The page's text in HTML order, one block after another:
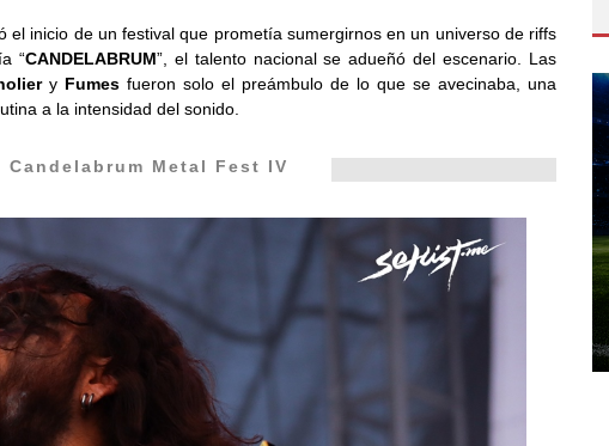
el inicio de un festival que prometía sumergirnos en un universo de riffs
“CANDELABRUM”, el talento nacional se adueñó del escenario. Las
y Fumes fueron solo el preámbulo de lo que se avecinaba, una
a la intensidad del sonido.
Candelabrum Metal Fest IV